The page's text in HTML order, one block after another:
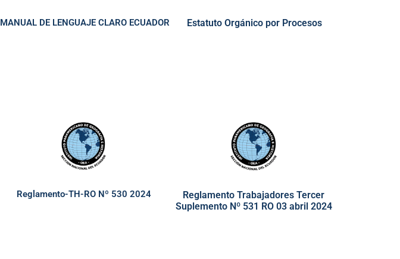
MANUAL DE LENGUAJE CLARO ECUADOR Estatuto Orgánico por Procesos
Reglamento-TH-RO Nº 530 2024
Reglamento Trabajadores Tercer
Suplemento Nº 531 RO 03 abril 2024